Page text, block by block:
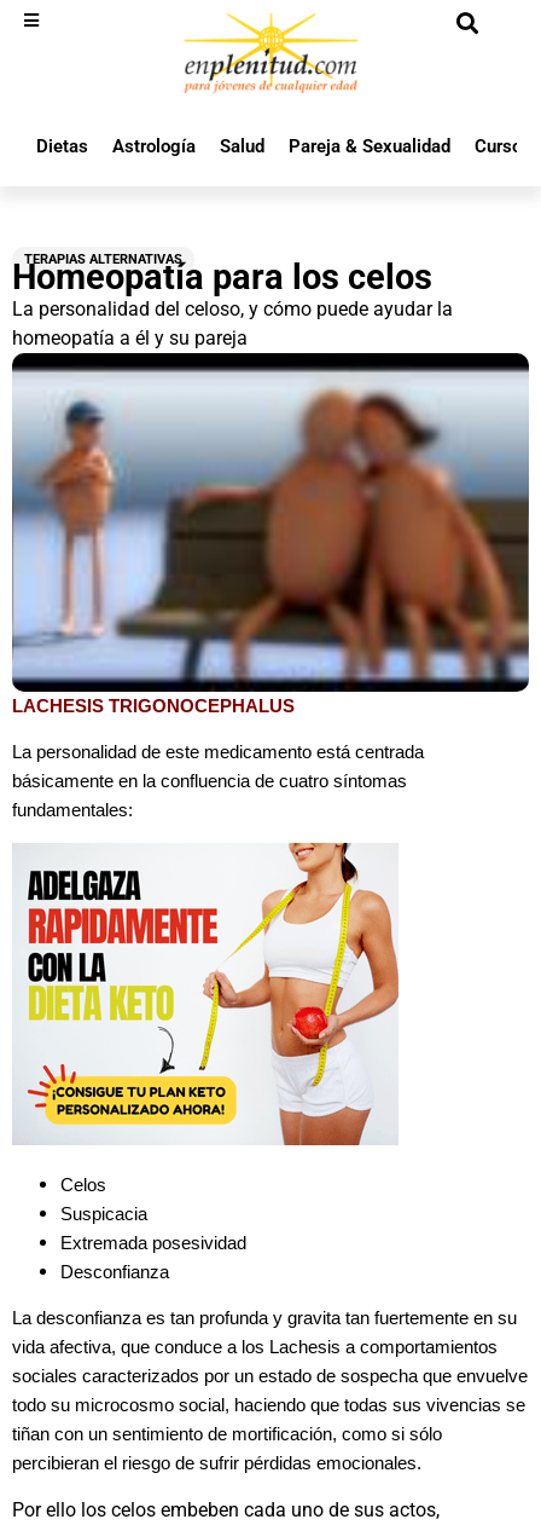
Dietas Astrología Salud Pareja & Sexualidad Cursos
TERAPIAS ALTERNATIVAS
Homeopatía para los celos
La personalidad del celoso, y cómo puede ayudar la
homeopatía a él y su pareja
LACHESIS TRIGONOCEPHALUS
La personalidad de este medicamento está centrada
básicamente en la confluencia de cuatro síntomas
fundamentales:
Celos
Suspicacia
Extremada posesividad
Desconfianza
La desconfianza es tan profunda y gravita tan fuertemente en su
vida afectiva, que conduce a los Lachesis a comportamientos
sociales caracterizados por un estado de sospecha que envuelve
todo su microcosmo social, haciendo que todas sus vivencias se
tiñan con un sentimiento de mortificación, como si sólo
percibieran el riesgo de sufrir pérdidas emocionales.
Por ello los celos embeben cada uno de sus actos,